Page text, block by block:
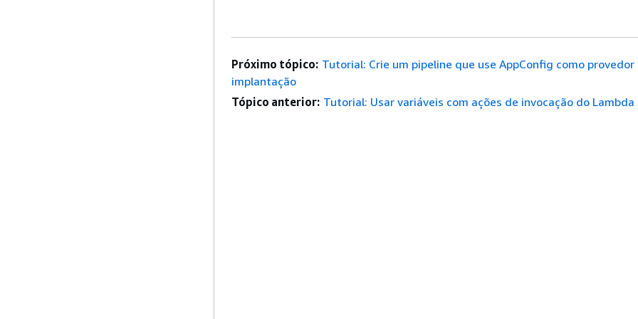
Próximo tópico: Tutorial: Crie um pipeline que use AppConfig como provedor
implantação
Tópico anterior: Tutorial: Usar variáveis com ações de invocação do Lambda